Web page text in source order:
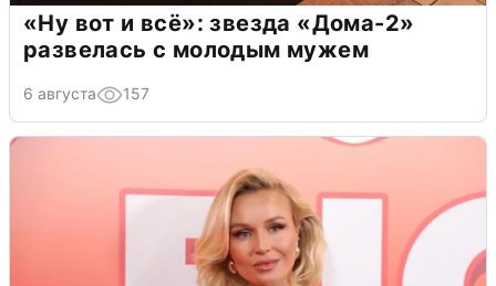
«Ну вот и всё»: звезда «Дома-2»
развелась с молодым мужем
6 августа 157